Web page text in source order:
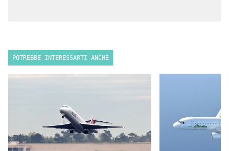
POTREBBE INTERESSARTI ANCHE